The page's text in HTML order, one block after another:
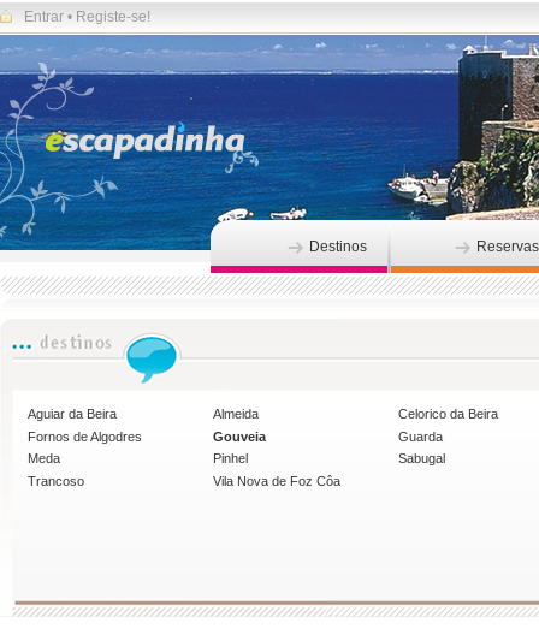
Entrar • Registe-se!
Destinos Reservas
Aguiar da Beira Almeida
Celorico da Beira
Fornos de Algodres
Gouveia
Guarda
Meda
Pinhel
Sabugal
Trancoso
Vila Nova de Foz Côa